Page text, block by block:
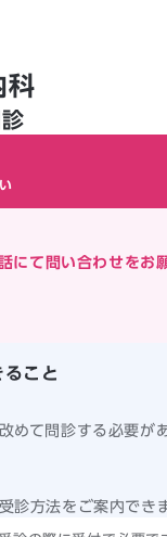
科
にて問い合わせをお
こと
めて問診する必要が
診方法をご案内でき